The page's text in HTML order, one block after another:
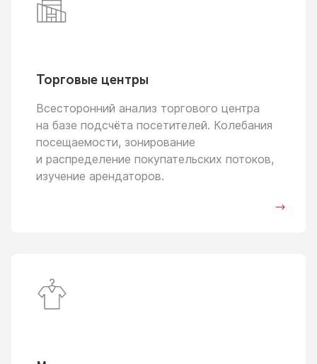
Торговые центры
Всесторонний анализ торгового центра
на базе подсчёта посетителей. Колебания
посещаемости, зонирование
и распределение покупательских потоков,
изучение арендаторов.